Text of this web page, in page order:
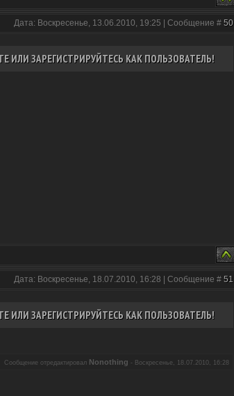
Дата: Воскресенье, 13.06.2010, 19:25 | Сообщение # 50
ИЛИ ЗАРЕГИСТРИРУЙТЕСЬ КАК ПОЛЬЗОВАТЕЛЬ!
Дата: Воскресенье, 18.07.2010, 16:28 | Сообщение # 51
ИЛИ ЗАРЕГИСТРИРУЙТЕСЬ КАК ПОЛЬЗОВАТЕЛЬ!
Сообщение отредактировал Nonothing - Воскресенье, 18.07.2010, 16:28